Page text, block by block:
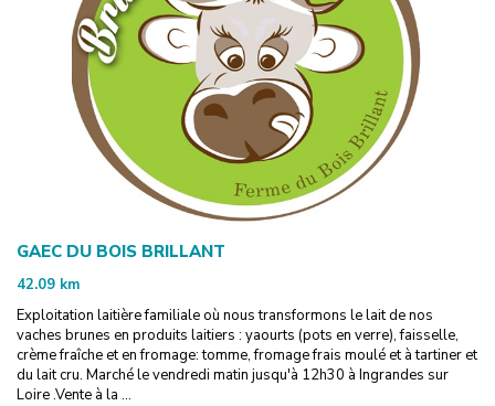
GAEC DU BOIS BRILLANT
42.09 km
Exploitation laitière familiale où nous transformons le lait de nos
vaches brunes en produits laitiers : yaourts (pots en verre), faisselle,
crème fraîche et en fromage: tomme, fromage frais moulé et à tartiner et
du lait cru. Marché le vendredi matin jusqu'à 12h30 à Ingrandes sur
Loire .Vente à la ...